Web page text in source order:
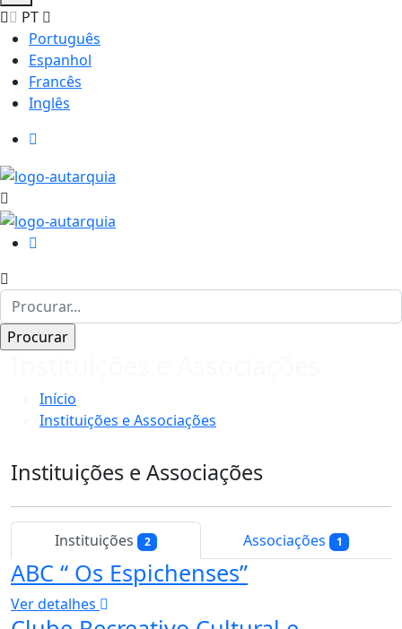
PT
Português
Espanhol
Francês
Inglês
Início
Instituições e Associações
Instituições e Associações
Instituições 2 Associações 1
ABC “ Os Espichenses”
Ver detalhes